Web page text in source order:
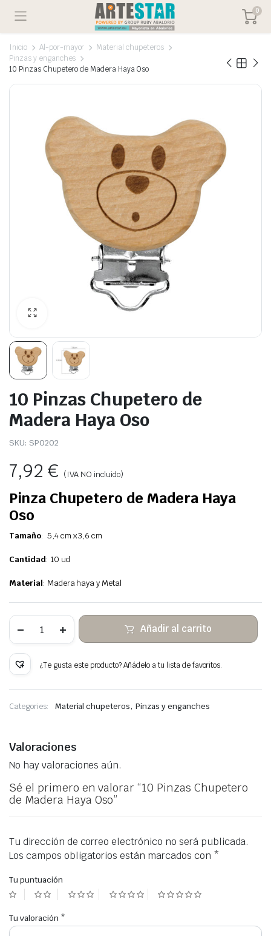
0
Inicio Al-por-mayor
Material chupeteros
Pinzas y enganches
10 Pinzas Chupetero de Madera Haya Oso
10 Pinzas Chupetero de
Madera Haya Oso
SKU: SP0202
7,92€ (IVA NO incluido)
Pinza Chupetero de Madera Haya
Oso
Tamaño: 5,4 cm x 3,6 cm
Cantidad: 10 ud
Material: Madera haya y Metal
Pinzas
Chupetero
Madera
Haya
cantidad
Añadir al carrito
¿Te gusta este producto? Añádelo a tu lista de favoritos.
Categories: Material chupeteros,Pinzas y enganches
Valoraciones
No hay valoraciones aún.
Sé el primero en valorar “10 Pinzas Chupetero
de Madera Haya Oso”
Tu dirección de correo electrónico no será publicada.
Los campos obligatorios están marcados con *
Tu puntuación
Tu valoración *